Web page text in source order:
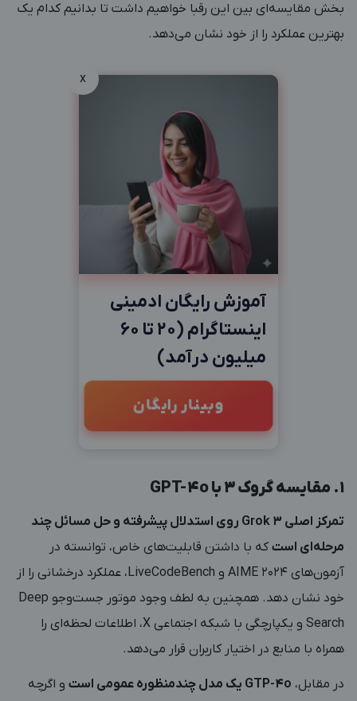
بخش مقایسه‌ای بین این رقبا خواهیم داشت تا بدانیم کدام یک
بهترین عملکرد را از خود نشان می‌دهد.
x
آموزش رایگان ادمینی
اینستاگرام (20 تا 60
میلیون درآمد)
وبینار رایگان
1. مقایسه گروک 3 با GPT-4o
تمرکز اصلی Grok 3 روی استدلال پیشرفته و حل مسائل چند
مرحله‌ای است که با داشتن قابلیت‌های خاص، توانسته در
آزمون‌های AIME 2024 و LiveCodeBench، عملکرد درخشانی را از
خود نشان دهد. همچنین به لطف وجود موتور جست‌وجو Deep
Search و یکپارچگی با شبکه اجتماعی X، اطلاعات لحظه‌ای را
همراه با منابع در اختیار کاربران قرار می‌دهد.
در مقابل، GTP-4o یک مدل چندمنظوره عمومی است
و اگرچه